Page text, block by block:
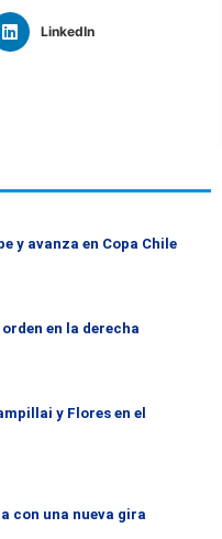
LinkedIn
y avanza en Copa Chile
en la derecha
y Flores en el
con una nueva gira